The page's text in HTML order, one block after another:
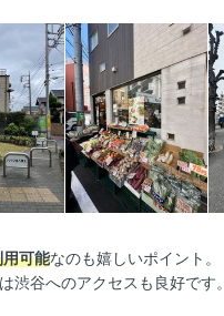
可能なのも嬉しいポイント。
渋谷へのアクセスも良好です。